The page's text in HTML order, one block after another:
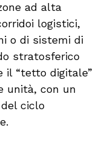
ad alta
logistici,
o di sistemi di
stratosferico
il “tetto digitale”
unità, con un
ciclo